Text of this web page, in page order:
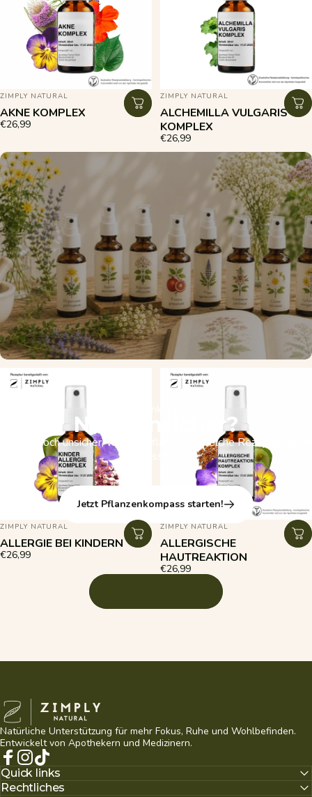
ANBIETER:
ZIMPLY NATURAL
AKNE KOMPLEX
€26,99
Noch unsicher?
Du bist noch unsicher, welche Pflanzen & welche Rezeptur zu Dir
Jetzt Pflanzenkompass starten!
ANBIETER:
ZIMPLY NATURAL
ALCHEMILLA VULGARIS
KOMPLEX
€26,99
ANBIETER:
ZIMPLY NATURAL
ALLERGIE BEI KINDERN
€26,99
ANBIETER:
ZIMPLY NATURAL
ALLERGISCHE
HAUTREAKTION
€26,99
Zimply Natural
Natürliche Unterstützung für mehr Fokus, Ruhe und Wohlbefinden.
Entwickelt von Apothekern und Medizinern.
Facebook
Instagram
TikTok
Quick links
Rechtliches